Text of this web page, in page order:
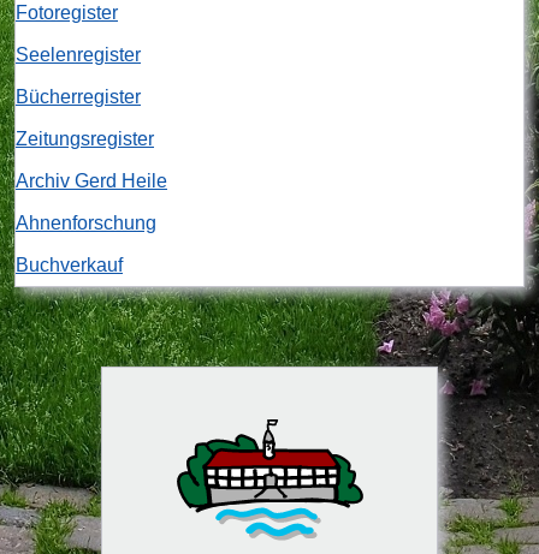
Fotoregister
Seelenregister
Bücherregister
Zeitungsregister
Archiv Gerd Heile
Ahnenforschung
Buchverkauf